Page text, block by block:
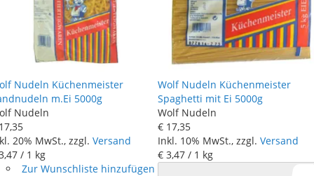
Nudeln Küchenmeister
m.Ei 5000g
Nudeln
,35
20% MwSt., zzgl. Versand
,47 / 1 kg
Zur Wunschliste hinzufügen
Wolf Nudeln Küchenmeister
Spaghetti mit Ei 5000g
Wolf Nudeln
€ 17,35
Inkl. 10% MwSt., zzgl. Versand
€ 3,47 / 1 kg